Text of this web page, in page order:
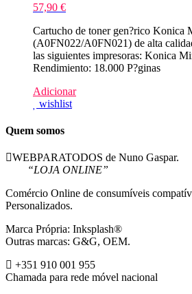
57,90 €
Cartucho de toner gen?rico Konica
(A0FN022/A0FN021) de alta
las siguientes impresoras: Konica
Rendimiento: 18.000 P?ginas
Adicionar
wishlist
Quem somos
WEBPARATODOS de Nuno Gaspar.
“LOJA ONLINE”
Comércio Online de consumíveis
Personalizados.
Marca Própria: Inksplash®
Outras marcas: G&G, OEM.
+351 910 001 955
Chamada para rede móvel nacional